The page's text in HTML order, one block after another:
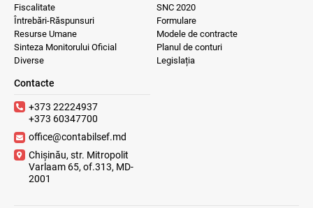
Fiscalitate
Întrebări-Răspunsuri
Resurse Umane
Sinteza Monitorului Oficial
Diverse
SNC 2020
Formulare
Modele de contracte
Planul de conturi
Legislația
Contacte
+373 22224937
+373 60347700
office@contabilsef.md
Chișinău, str. Mitropolit
Varlaam 65, of.313, MD-
2001